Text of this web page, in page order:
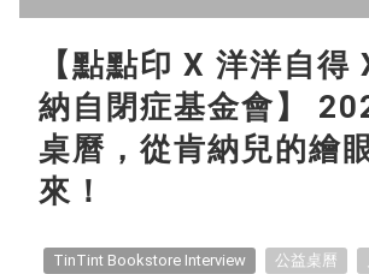
Latest
TinTint News
Handmade Classroom
【點點印 X 洋洋自得
納自閉症基金會】
桌曆，從肯納兒的繪
來！
TinTint Bookstore Interview 公益桌曆